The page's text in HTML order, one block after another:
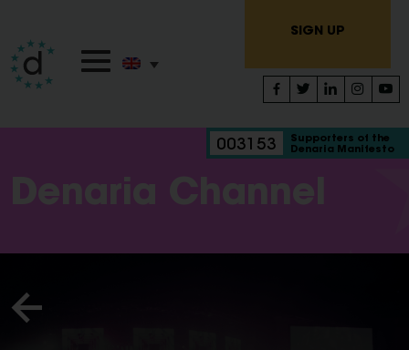
SIGN UP
003153
Supporters of the
Denaria Manifesto
Denaria Channel